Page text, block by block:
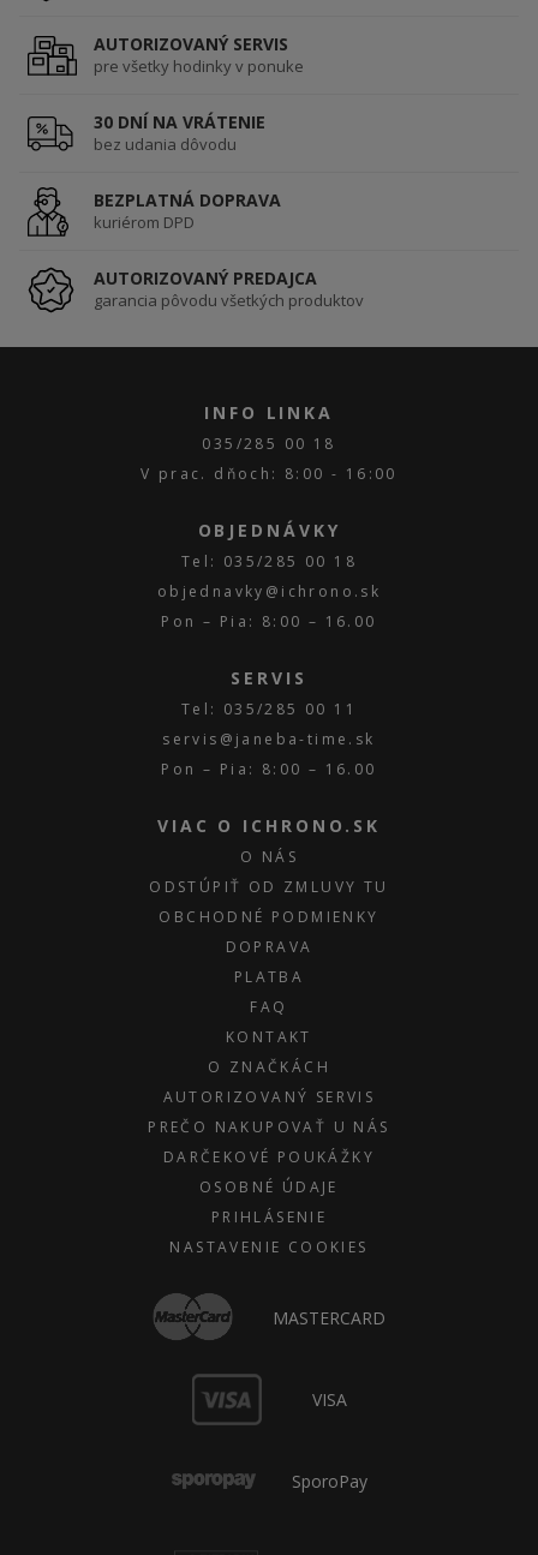
AUTORIZOVANÝ SERVIS
pre všetky hodinky v ponuke
30 DNÍ NA VRÁTENIE
bez udania dôvodu
BEZPLATNÁ DOPRAVA
kuriérom DPD
AUTORIZOVANÝ PREDAJCA
garancia pôvodu všetkých produktov
INFO LINKA
035/285 00 18
V prac. dňoch: 8:00 - 16:00
OBJEDNÁVKY
Tel: 035/285 00 18
objednavky@ichrono.sk
Pon – Pia: 8:00 – 16.00
SERVIS
Tel: 035/285 00 11
servis@janeba-time.sk
Pon – Pia: 8:00 – 16.00
VIAC O ICHRONO.SK
O NÁS
ODSTÚPIŤ OD ZMLUVY TU
OBCHODNÉ PODMIENKY
DOPRAVA
PLATBA
FAQ
KONTAKT
O ZNAČKÁCH
AUTORIZOVANÝ SERVIS
PREČO NAKUPOVAŤ U NÁS
DARČEKOVÉ POUKÁŽKY
OSOBNÉ ÚDAJE
PRIHLÁSENIE
NASTAVENIE COOKIES
MASTERCARD
VISA
SporoPay